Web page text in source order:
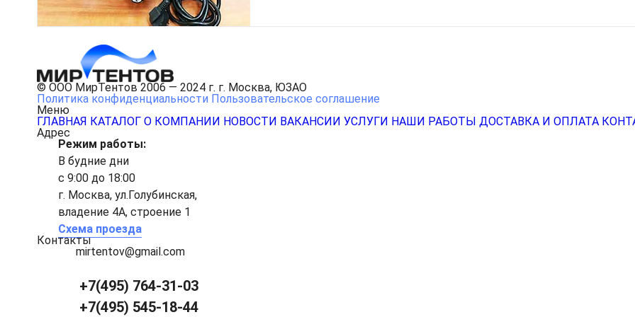
© ООО МирТентов 2006 — 2024 г. г. Москва, ЮЗАО
Политика конфиденциальности Пользовательское соглашение
Меню
ГЛАВНАЯ КАТАЛОГ О КОМПАНИИ НОВОСТИ ВАКАНСИИ УСЛУГИ НАШИ РАБОТЫ ДОСТАВКА И ОПЛАТА
Адрес
Режим работы:
В будние дни
с 9:00 до 18:00
г. Москва, ул.Голубинская,
владение 4А, строение 1
Схема проезда
Контакты
mirtentov@gmail.com
+7(495) 764-31-03
+7(495) 545-18-44